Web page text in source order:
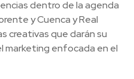
dentro de la agenda
y Cuenca y Real
creativas que darán su
marketing enfocada en el